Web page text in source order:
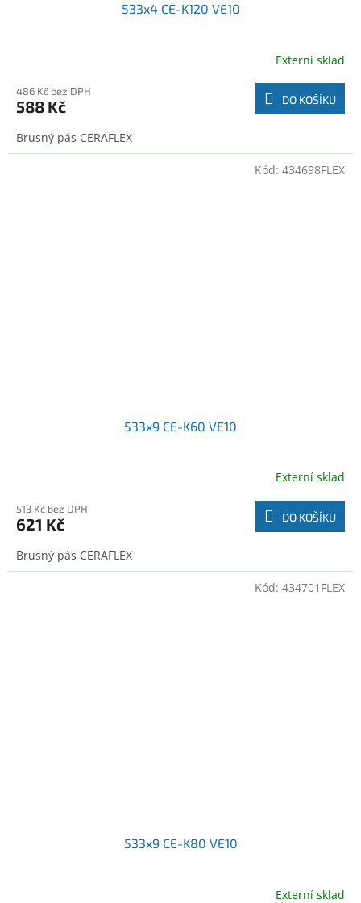
533x4 CE-K120 VE10
Externí sklad
486 Kč bez DPH
588 Kč DO KOŠÍKU
Brusný pás CERAFLEX
533x9 CE-K60 VE10
Externí sklad
513 Kč bez DPH
621 Kč DO KOŠÍKU
Brusný pás CERAFLEX
Kód: 434698FLEX
533x9 CE-K80 VE10
Externí sklad
Kód: 434701FLEX